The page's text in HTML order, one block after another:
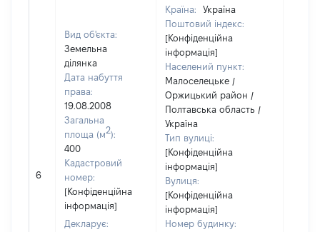
6
Вид об'єкта:
Земельна
ділянка
Дата набуття
права:
19.08.2008
Загальна
площа (м2):
400
Кадастровий
номер:
[Конфіденційна
інформація]
Декларує:
Країна:
Україна
Поштовий індекс:
[Конфіденційна
інформація]
Населений пункт:
Малоселецьке /
Оржицький район /
Полтавська область /
Україна
Тип вулиці:
[Конфіденційна
інформація]
Вулиця:
[Конфіденційна
інформація]
Номер будинку: